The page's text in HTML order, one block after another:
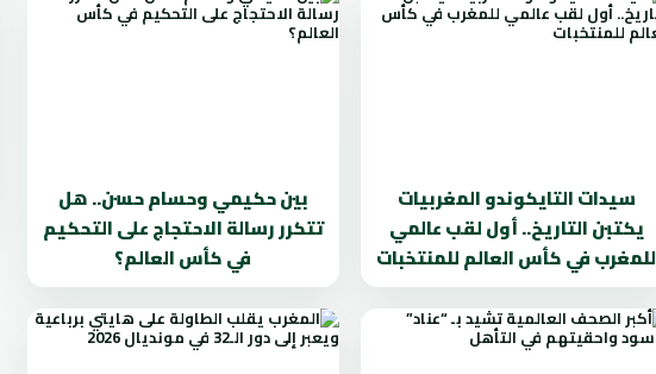
سيدات التايكوندو المغربيات
يكتبن التاريخ.. أول لقب عالمي
للمغرب في كأس العالم للمنتخبات
بين حكيمي وحسام حسن.. هل
تتكرر رسالة الاحتجاج على التحكيم
في كأس العالم؟